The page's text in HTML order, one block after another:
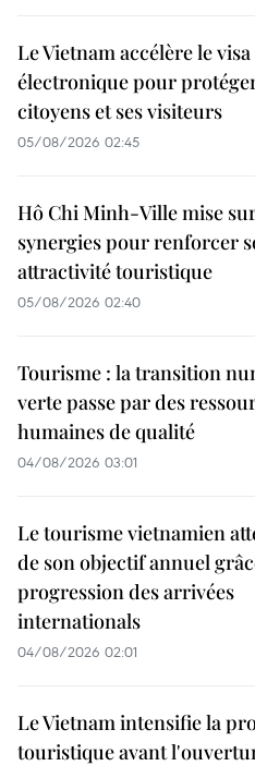
Le Vietnam accélère le visa
électronique pour
citoyens et ses visiteurs
05/08/2026 02:45
Hô Chi Minh-Ville mise
synergies pour renforcer
attractivité touristique
05/08/2026 02:40
Tourisme : la transition
verte passe par des
humaines de qualité
04/08/2026 03:01
Le tourisme vietnamien
de son objectif annuel
progression des arrivées
internationals
04/08/2026 02:01
Le Vietnam intensifie la
touristique avant